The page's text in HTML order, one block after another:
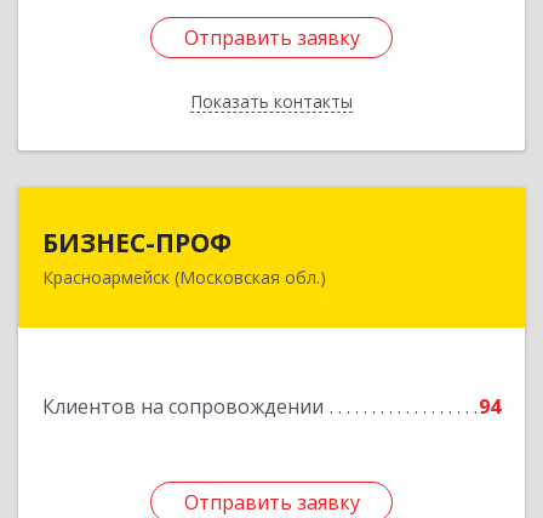
Отправить заявку
Показать контакты
Отправить заявку
Назад
БИЗНЕС-ПРОФ
Красноармейск (Московская обл.)
Клиентов на сопровождении 94
Отправить заявку
141290, Московская обл, Красноармейск г,
Отправить заявку